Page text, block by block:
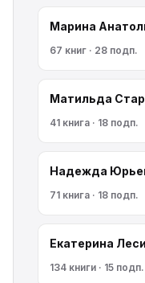
Марина
67 книг · 28 подп.
Матильда
41 книга · 18 подп.
Надежда
71 книга · 18 подп.
Екатерина
134 книги · 15 подп.